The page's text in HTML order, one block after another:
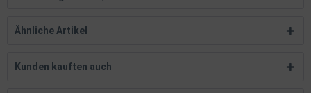
Ähnliche Artikel
Kunden kauften auch